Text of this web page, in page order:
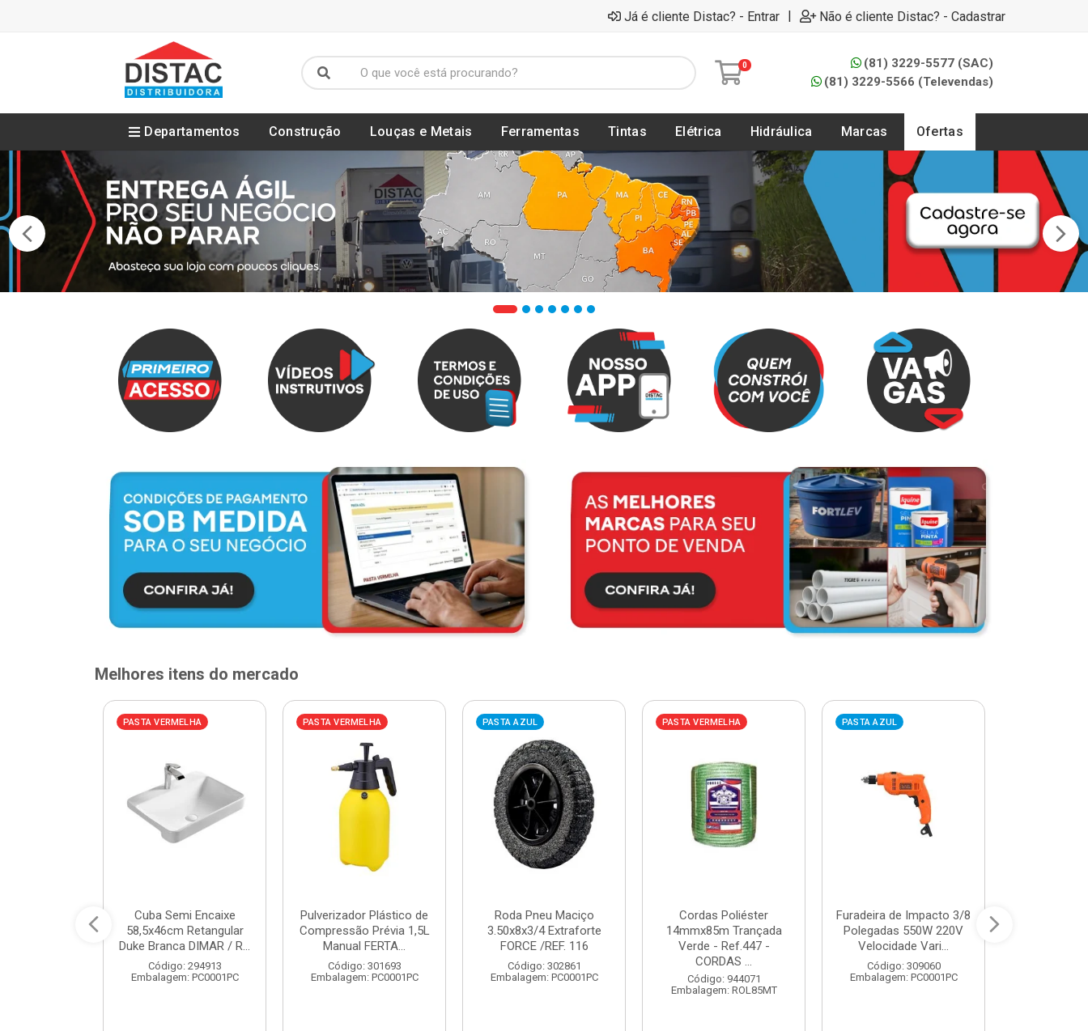
Já é cliente Distac? - Entrar | Não é cliente Distac? - Cadastrar
0
(81) 3229-5577 (SAC)
(81) 3229-5566 (Televendas)
Departamentos Construção Louças e Metais Ferramentas Tintas Elétrica Hidráulica Marcas Ofertas
Melhores itens do mercado
PASTA VERMELHA
Cuba Semi Encaixe
58,5x46cm Retangular
Duke Branca DIMAR / R...
Código: 294913
Embalagem: PC0001PC
PASTA VERMELHA
Pulverizador Plástico de
Compressão Prévia 1,5L
Manual FERTA...
Código: 301693
Embalagem: PC0001PC
PASTA AZUL
Roda Pneu Maciço
3.50x8x3/4 Extraforte
FORCE /REF. 116
Código: 302861
Embalagem: PC0001PC
PASTA VERMELHA
Cordas Poliéster
14mmx85m Trançada
Verde - Ref.447 -
CORDAS ...
Código: 944071
Embalagem: ROL85MT
PASTA AZUL
Furadeira de Impacto 3/8
Polegadas 550W 220V
Velocidade Vari...
Código: 309060
Embalagem: PC0001PC